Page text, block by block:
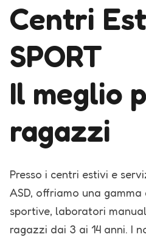
Centri
SPORT
Il meglio
ragazzi
Presso i centri estivi e
ASD, offriamo una
sportive, laboratori
ragazzi dai 3 ai 14 anni. I